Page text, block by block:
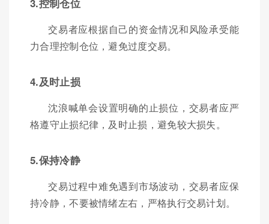
3.控制仓位
交易者应根据自己的资金情况和风险承受能
力合理控制仓位，避免过度交易。
4.及时止损
沈浪喊单会设置明确的止损位，交易者应严
格遵守止损纪律，及时止损，避免较大损失。
5.保持冷静
交易过程中难免遇到市场波动，交易者应保
持冷静，不要被情绪左右，严格执行交易计划。